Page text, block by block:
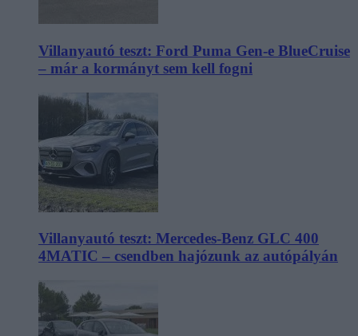
Villanyautó teszt: Ford Puma Gen-e BlueCruise
– már a kormányt sem kell fogni
Villanyautó teszt: Mercedes-Benz GLC 400
4MATIC – csendben hajózunk az autópályán